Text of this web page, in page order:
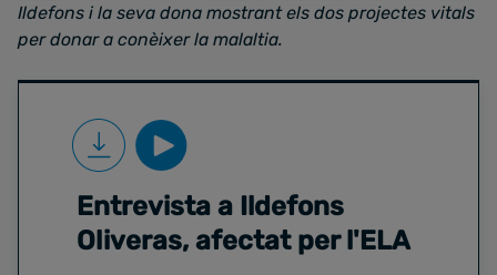
Ildefons i la seva dona mostrant els dos projectes vitals
per donar a conèixer la malaltia.
Entrevista a Ildefons
Oliveras, afectat per l'ELA